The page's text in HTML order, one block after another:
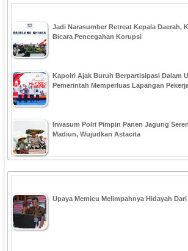
Jadi Narasumber Retreat Kepala Daerah,
Bicara Pencegahan Korupsi
Kapolri Ajak Buruh Berpartisipasi Dalam
Pemerintah Memperluas Lapangan
Irwasum Polri Pimpin Panen Jagung
Madiun, Wujudkan Astacita
Upaya Memicu Melimpahnya Hidayah